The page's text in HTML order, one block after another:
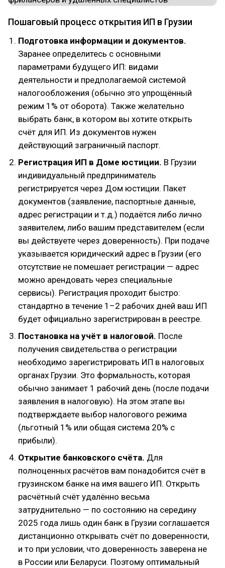
Пошаговый процесс открытия ИП в Грузии
Подготовка информации и документов.
Заранее определитесь с основными
параметрами будущего ИП: видами
деятельности и предполагаемой системой
налогообложения (обычно это упрощённый
режим 1% от оборота). Также желательно
выбрать банк, в котором вы хотите открыть
счёт для ИП. Из документов нужен
действующий заграничный паспорт.
Регистрация ИП в Доме юстиции. В Грузии
индивидуальный предприниматель
регистрируется через Дом юстиции. Пакет
документов (заявление, паспортные данные,
адрес регистрации и т.д.) подаётся либо лично
заявителем, либо вашим представителем (если
вы действуете через доверенность). При подаче
указывается юридический адрес в Грузии (его
отсутствие не помешает регистрации — адрес
можно арендовать через специальные
сервисы). Регистрация проходит быстро:
стандартно в течение 1–2 рабочих дней ваш ИП
будет официально зарегистрирован в реестре.
Постановка на учёт в налоговой. После
получения свидетельства о регистрации
необходимо зарегистрировать ИП в налоговых
органах Грузии. Это формальность, которая
обычно занимает 1 рабочий день (после подачи
заявления в налоговую). На этом этапе вы
подтверждаете выбор налогового режима
(льготный 1% или общая система 20% с
прибыли).
Открытие банковского счёта. Для
полноценных расчётов вам понадобится счёт в
грузинском банке на имя вашего ИП. Открыть
расчётный счёт удалённо весьма
затруднительно — по состоянию на середину
2025 года лишь один банк в Грузии соглашается
дистанционно открывать счёт по доверенности,
и то при условии, что доверенность заверена не
в России или Беларуси. Поэтому оптимальный